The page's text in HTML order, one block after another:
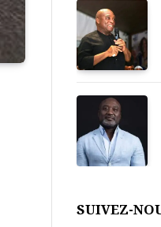
SUIVEZ-